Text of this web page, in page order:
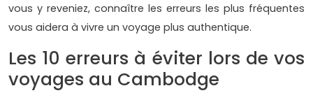
vous y reveniez, connaître les erreurs les plus fréquentes
vous aidera à vivre un voyage plus authentique.
Les 10 erreurs à éviter lors de vos
voyages au Cambodge